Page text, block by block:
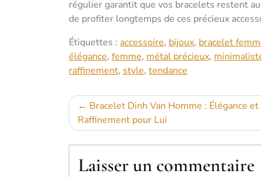
régulier garantit que vos bracelets restent
de profiter longtemps de ces précieux
Étiquettes : accessoire, bijoux, bracelet
élégance, femme, métal précieux,
raffinement, style, tendance
Navigation
de
l’article
Bracelet Dinh Van Homme : Élégance et
Raffinement pour Lui
Laisser un commentaire